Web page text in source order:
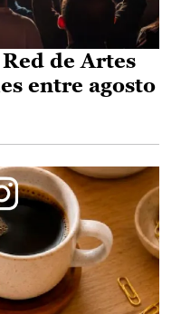
de Artes
entre agosto